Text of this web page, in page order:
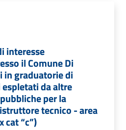
interesse
il Comune Di
in graduatorie di
da altre
per la
tecnico - area
cat “c”)